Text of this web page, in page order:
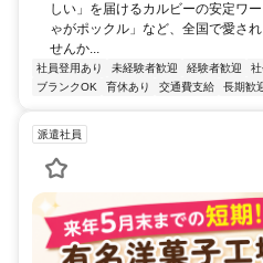
しい」を届けるカルビーの安定ワ
ゃがポックル」など、全国で愛さ
せんか...
社員登用あり 未経験者歓迎 経験者歓迎
ブランクOK
育休あり 交通費支給 長期歓
派遣社員